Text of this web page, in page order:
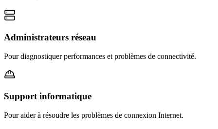
Administrateurs réseau
Pour diagnostiquer performances et problèmes de connectivité.
Support informatique
Pour aider à résoudre les problèmes de connexion Internet.